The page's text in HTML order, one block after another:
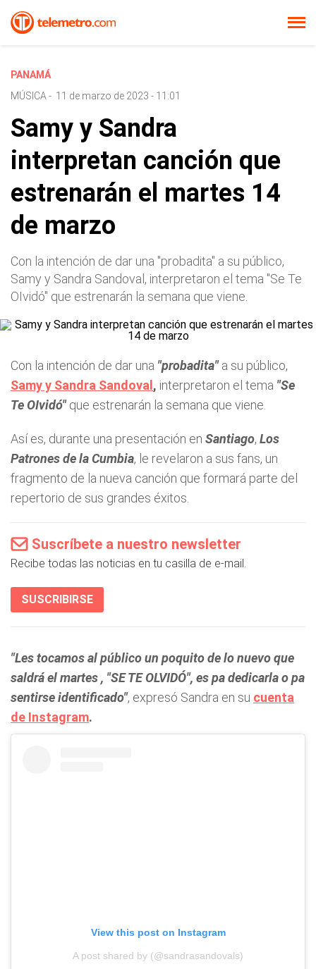
PANAMÁ
MÚSICA - 11 de marzo de 2023 - 11:01
Samy y Sandra
interpretan canción que
estrenarán el martes 14
de marzo
Con la intención de dar una "probadita" a su público,
Samy y Sandra Sandoval, interpretaron el tema "Se Te
OIvidó" que estrenarán la semana que viene.
Con la intención de dar una "probadita"a su público,
Samy y Sandra Sandoval , interpretaron el tema "Se
Te OIvidó"que estrenarán la semana que viene.
Así es, durante una presentación en Santiago, Los
Patrones de la Cumbia, le revelaron a sus fans, un
fragmento de la nueva canción que formará parte del
repertorio de sus grandes éxitos.
Suscríbete a nuestro newsletter
Recibe todas las noticias en tu casilla de e-mail.
SUSCRIBIRSE
"Les tocamos al público un poquito de lo nuevo que
saldrá el martes , "SE TE OLVIDÓ", es pa dedicarla o pa
sentirse identificado", expresó Sandra en su cuenta
de Instagram.
View this post on Instagram
A post shared by (@sandrasandovals)